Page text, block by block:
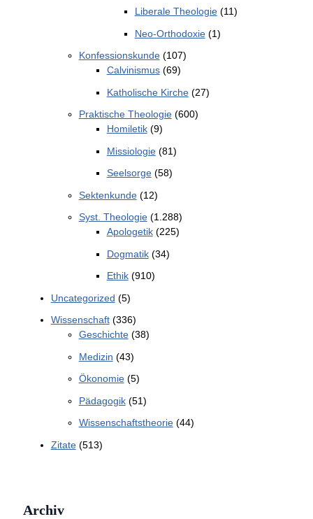
Liberale Theologie(11)
Neo-Orthodoxie(1)
Konfessionskunde(107)
Calvinismus(69)
Katholische Kirche(27)
Praktische Theologie(600)
Homiletik(9)
Missiologie(81)
Seelsorge(58)
Sektenkunde(12)
Syst. Theologie(1.288)
Apologetik(225)
Dogmatik(34)
Ethik(910)
Uncategorized (5)
Wissenschaft(336)
Geschichte(38)
Medizin (43)
Ökonomie(5)
Pädagogik(51)
Wissenschaftstheorie(44)
Zitate(513)
Archiv